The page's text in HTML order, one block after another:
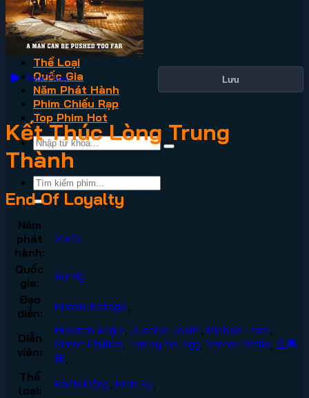
VN2
Phim Lẻ
Phim Bộ
Thể Loại
Quốc Gia
Năm Phát Hành
Phim Chiếu Rạp
Top Phim Hot
Xem Phim Lưu
Kết Thúc Lòng Trung
Thành
End Of Loyalty
Năm
phát
hành:
2023
Quốc
gia:
Âu Mỹ
Đạo
diễn:
Hiroshi Katagiri
Diễn
viên:
Braxton Angle Justice Joslin Michael Paré
Simon Phillips Tenley Kellogg Vernon Wells 生島
翔
Thể
loại:
Hành Động Hình Sự